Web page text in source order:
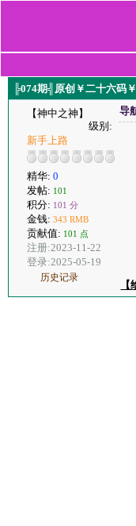
╠074期╣原创￥二十六码
【神中之神】
级别:
新手上路
精华: 0
发帖: 101
积分: 101 分
金钱: 343 RMB
贡献值: 101 点
注册:2023-11-22
登录:2025-05-19
历史记录
导